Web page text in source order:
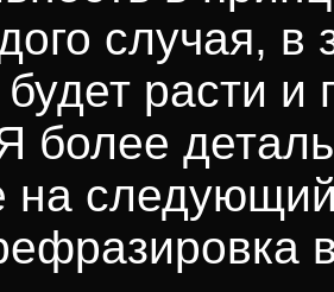
случая, в
будет расти и
более
на